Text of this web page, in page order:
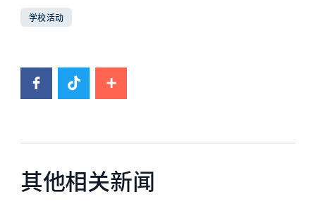
学校活动
其他相关新闻